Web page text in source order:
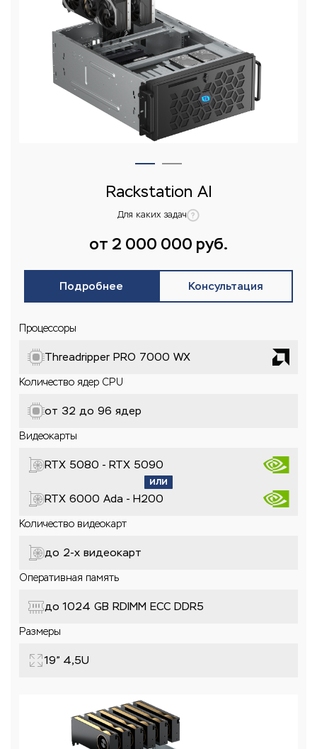
Rackstation AI
Для каких задач
от 2 000 000 руб.
Подробнее Консультация
Процессоры
Threadripper PRO 7000 WX
Количество ядер CPU
от 32 до 96 ядер
Видеокарты
RTX 5080 - RTX 5090
RTX 6000 Ada - H200
Количество видеокарт
до 2-x видеокарт
Оперативная память
до 1024 GB RDIMM ECC DDR5
Размеры
19” 4,5U